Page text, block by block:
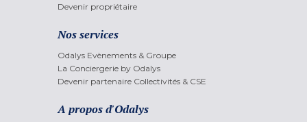
Devenir propriétaire
Nos services
Odalys Evènements & Groupe
La Conciergerie by Odalys
Devenir partenaire Collectivités & CSE
A propos d'Odalys